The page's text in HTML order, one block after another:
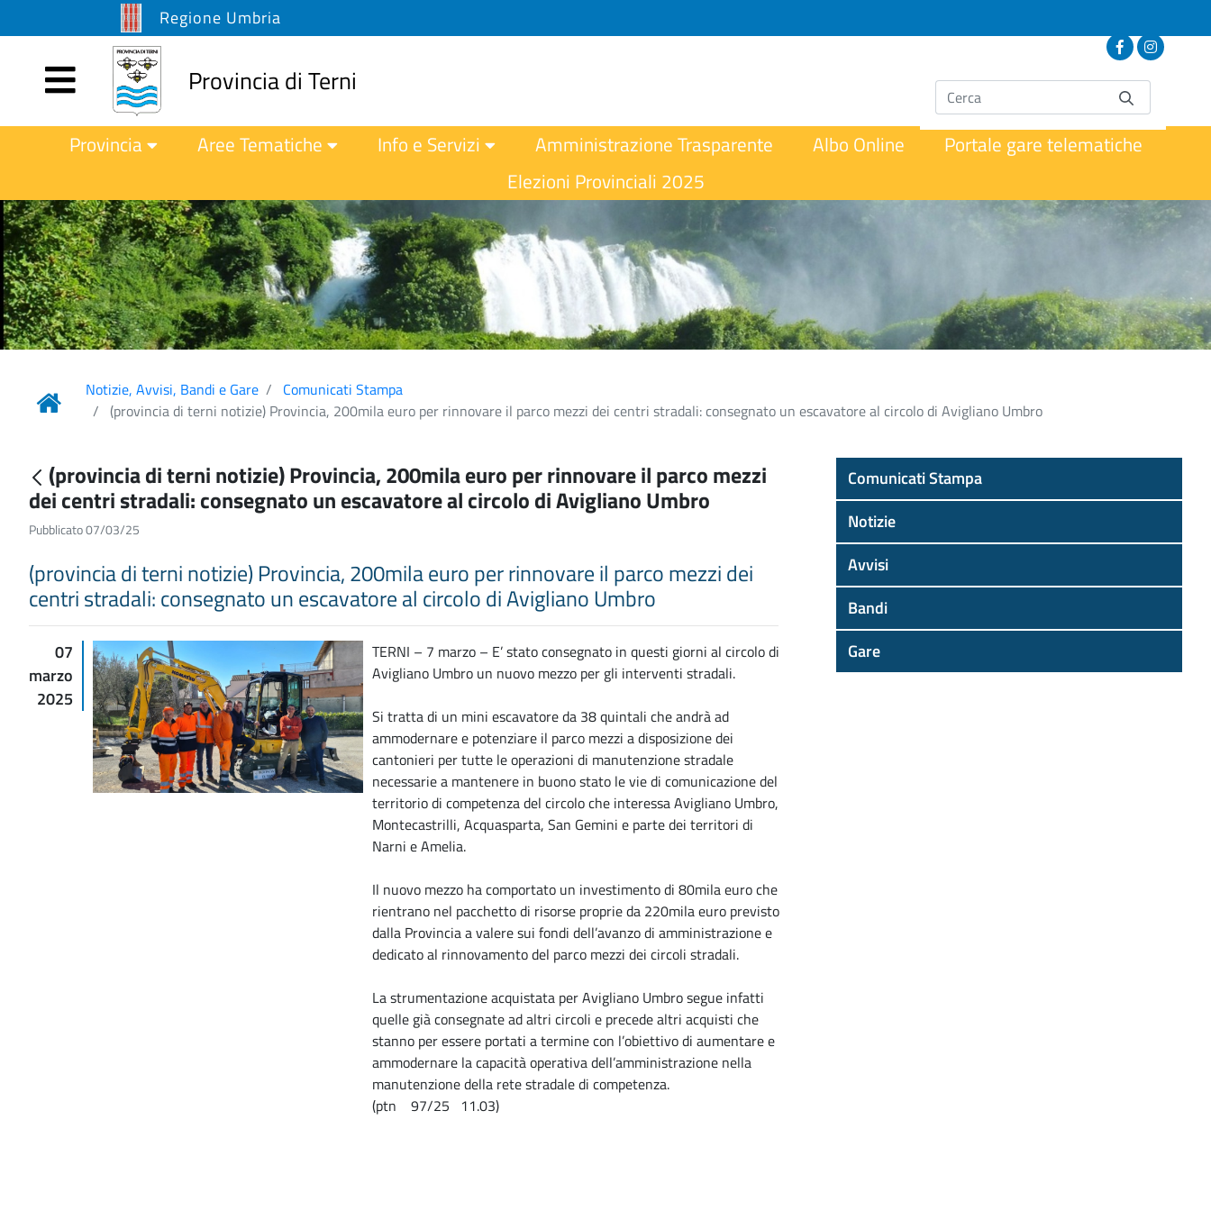
Regione Umbria
Provincia di Terni
Provincia Aree Tematiche Info e Servizi Amministrazione Trasparente Albo Online
Portale gare telematiche
Elezioni Provinciali 2025
Notizie, Avvisi, Bandi e Gare
Comunicati Stampa
(provincia di terni notizie) Provincia, 200mila euro per rinnovare il parco mezzi dei centri stradali: consegnato un escavatore al circolo di Avigliano Umbro
(provincia di terni notizie) Provincia, 200mila euro per rinnovare il parco mezzi
dei centri stradali: consegnato un escavatore al circolo di Avigliano Umbro
Pubblicato 07/03/25
(provincia di terni notizie) Provincia, 200mila euro per rinnovare il parco mezzi dei
centri stradali: consegnato un escavatore al circolo di Avigliano Umbro
07
marzo
2025
TERNI – 7 marzo – E’ stato consegnato in questi giorni al circolo di
Avigliano Umbro un nuovo mezzo per gli interventi stradali.
Si tratta di un mini escavatore da 38 quintali che andrà ad
ammodernare e potenziare il parco mezzi a disposizione dei
cantonieri per tutte le operazioni di manutenzione stradale
necessarie a mantenere in buono stato le vie di comunicazione del
territorio di competenza del circolo che interessa Avigliano Umbro,
Montecastrilli, Acquasparta, San Gemini e parte dei territori di
Narni e Amelia.
Il nuovo mezzo ha comportato un investimento di 80mila euro che
rientrano nel pacchetto di risorse proprie da 220mila euro previsto
dalla Provincia a valere sui fondi dell’avanzo di amministrazione e
dedicato al rinnovamento del parco mezzi dei circoli stradali.
La strumentazione acquistata per Avigliano Umbro segue infatti
quelle già consegnate ad altri circoli e precede altri acquisti che
stanno per essere portati a termine con l’obiettivo di aumentare e
ammodernare la capacità operativa dell’amministrazione nella
manutenzione della rete stradale di competenza.
(ptn 97/25 11.03)
Comunicati Stampa
Notizie
Avvisi
Bandi
Gare